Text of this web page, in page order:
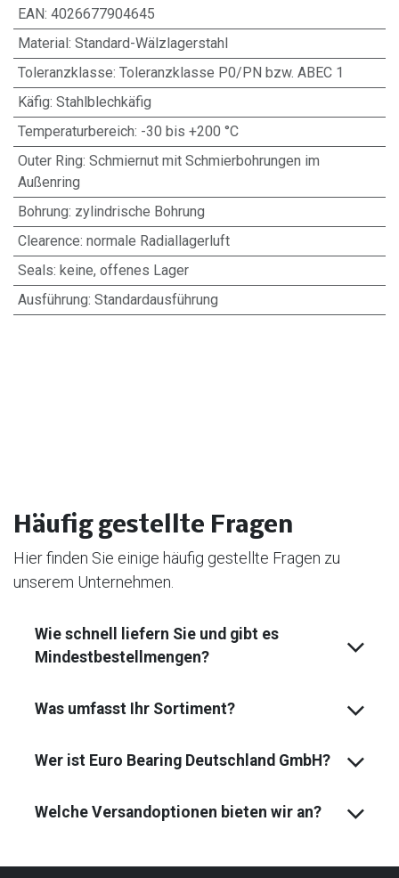
EAN: 4026677904645
Material: Standard-Wälzlagerstahl
Toleranzklasse: Toleranzklasse P0/PN bzw. ABEC 1
Käfig: Stahlblechkäfig
Temperaturbereich: -30 bis +200 °C
Outer Ring: Schmiernut mit Schmierbohrungen im
Außenring
Bohrung: zylindrische Bohrung
Clearence: normale Radiallagerluft
Seals: keine, offenes Lager
Ausführung: Standardausführung
Häufig gestellte Fragen
Hier finden Sie einige häufig gestellte Fragen zu
unserem Unternehmen.
Wie schnell liefern Sie und gibt es
Mindest­bestell­mengen?
Was umfasst Ihr Sortiment?
Wer ist Euro Bearing Deutschland GmbH?
Welche Versandoptionen bieten wir an?